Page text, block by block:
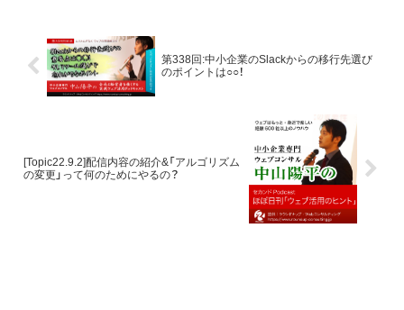
シー強化の流れの中で今
後何をするべきか」につい
て、取り扱います。この流
を見据えると何をしなけ
ればならないのか、につい
第338回:中小企業のSlackからの移行先選び
のポイントは○○！
[Topic22.9.2]配信内容の紹介&「アルゴリズム
の変更」って何のためにやるの？